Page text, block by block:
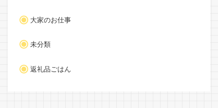
大家のお仕事
未分類
返礼品ごはん